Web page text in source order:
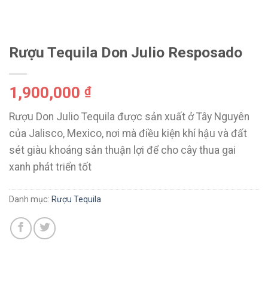
Rượu Tequila Don Julio Resposado
1,900,000 ₫
Rượu Don Julio Tequila được sản xuất ở Tây Nguyên
của Jalisco, Mexico, nơi mà điều kiện khí hậu và đất
sét giàu khoáng sản thuận lợi để cho cây thua gai
xanh phát triển tốt
Danh mục: Rượu Tequila